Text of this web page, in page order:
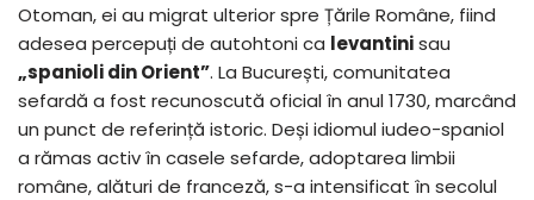
Otoman, ei au migrat ulterior spre Țările Române, fiind
adesea percepuți de autohtoni ca levantinisau
„spanioli din Orient”. La București, comunitatea
sefardă a fost recunoscută oficial în anul 1730, marcând
un punct de referință istoric. Deși idiomul iudeo-spaniol
a rămas activ în casele sefarde, adoptarea limbii
române, alături de franceză, s-a intensificat în secolul